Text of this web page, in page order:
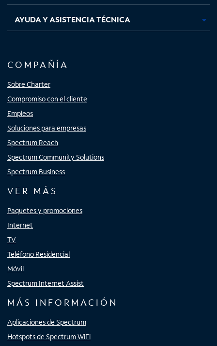
AYUDA Y ASISTENCIA TÉCNICA
COMPAÑÍA
Sobre Charter
Compromiso con el cliente
Empleos
Soluciones para empresas
Spectrum Reach
Spectrum Community Solutions
Spectrum Business
VER MÁS
Paquetes y promociones
Internet
TV
Teléfono Residencial
Móvil
Spectrum Internet Assist
MÁS INFORMACIÓN
Aplicaciones de Spectrum
Hotspots de Spectrum WiFi